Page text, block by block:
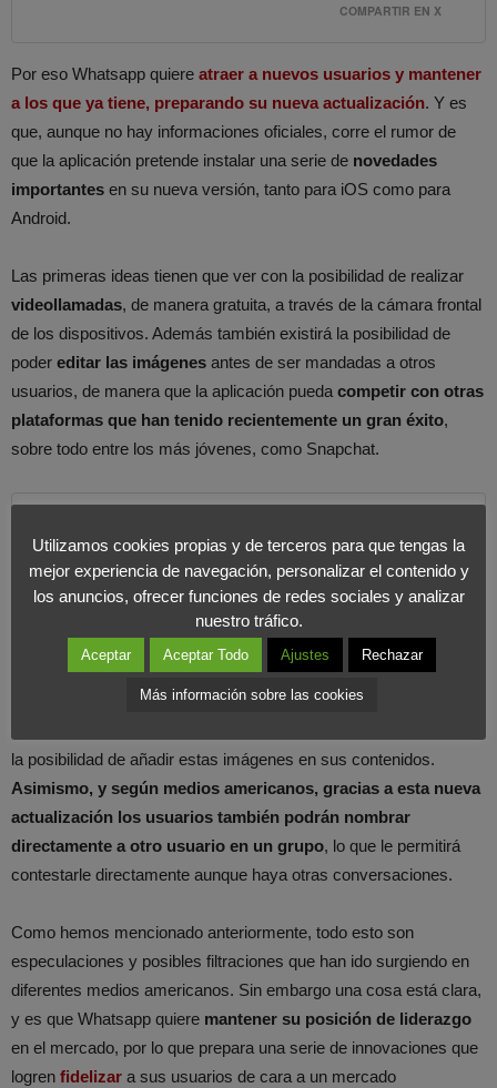
COMPARTIR EN X
Por eso Whatsapp quiere atraer a nuevos usuarios y mantener
a los que ya tiene, preparando su nueva actualización. Y es
que, aunque no hay informaciones oficiales, corre el rumor de
que la aplicación pretende instalar una serie de novedades
importantes en su nueva versión, tanto para iOS como para
Android.
Las primeras ideas tienen que ver con la posibilidad de realizar
videollamadas, de manera gratuita, a través de la cámara frontal
de los dispositivos. Además también existirá la posibilidad de
poder editar las imágenes antes de ser mandadas a otros
usuarios, de manera que la aplicación pueda competir con otras
plataformas que han tenido recientemente un gran éxito,
sobre todo entre los más jóvenes, como Snapchat.
menciones en grupo podrán entrar
en esta actualización
COMPARTIR EN X
Otra de las ideas que rodea al grupo podría ser la de introducir las
imágenes animadas(GIF)en las conversaciones entre usuarios.
la posibilidad de añadir estas imágenes en sus contenidos.
Asimismo, y según medios americanos, gracias a esta nueva
actualización los usuarios también podrán nombrar
directamente a otro usuario en un grupo, lo que le permitirá
contestarle directamente aunque haya otras conversaciones.
Como hemos mencionado anteriormente, todo esto son
especulaciones y posibles filtraciones que han ido surgiendo en
diferentes medios americanos. Sin embargo una cosa está clara,
y es que Whatsapp quiere mantener su posición de liderazgo
en el mercado, por lo que prepara una serie de innovaciones que
logren fidelizar a sus usuarios de cara a un mercado
Utilizamos cookies propias y de terceros para que tengas la
mejor experiencia de navegación, personalizar el contenido y
los anuncios, ofrecer funciones de redes sociales y analizar
nuestro tráfico.
Aceptar Aceptar Todo Ajustes Rechazar
Más información sobre las cookies